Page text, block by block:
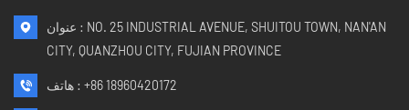
عنوان : NO. 25 INDUSTRIAL AVENUE, SHUITOU TOWN, NAN'AN
CITY, QUANZHOU CITY, FUJIAN PROVINCE
هاتف : +86 18960420172